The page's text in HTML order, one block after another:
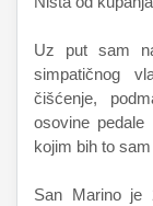
Uz put sam
simpatičnog
čišćenje,
osovine
kojim bih to
San Marino je